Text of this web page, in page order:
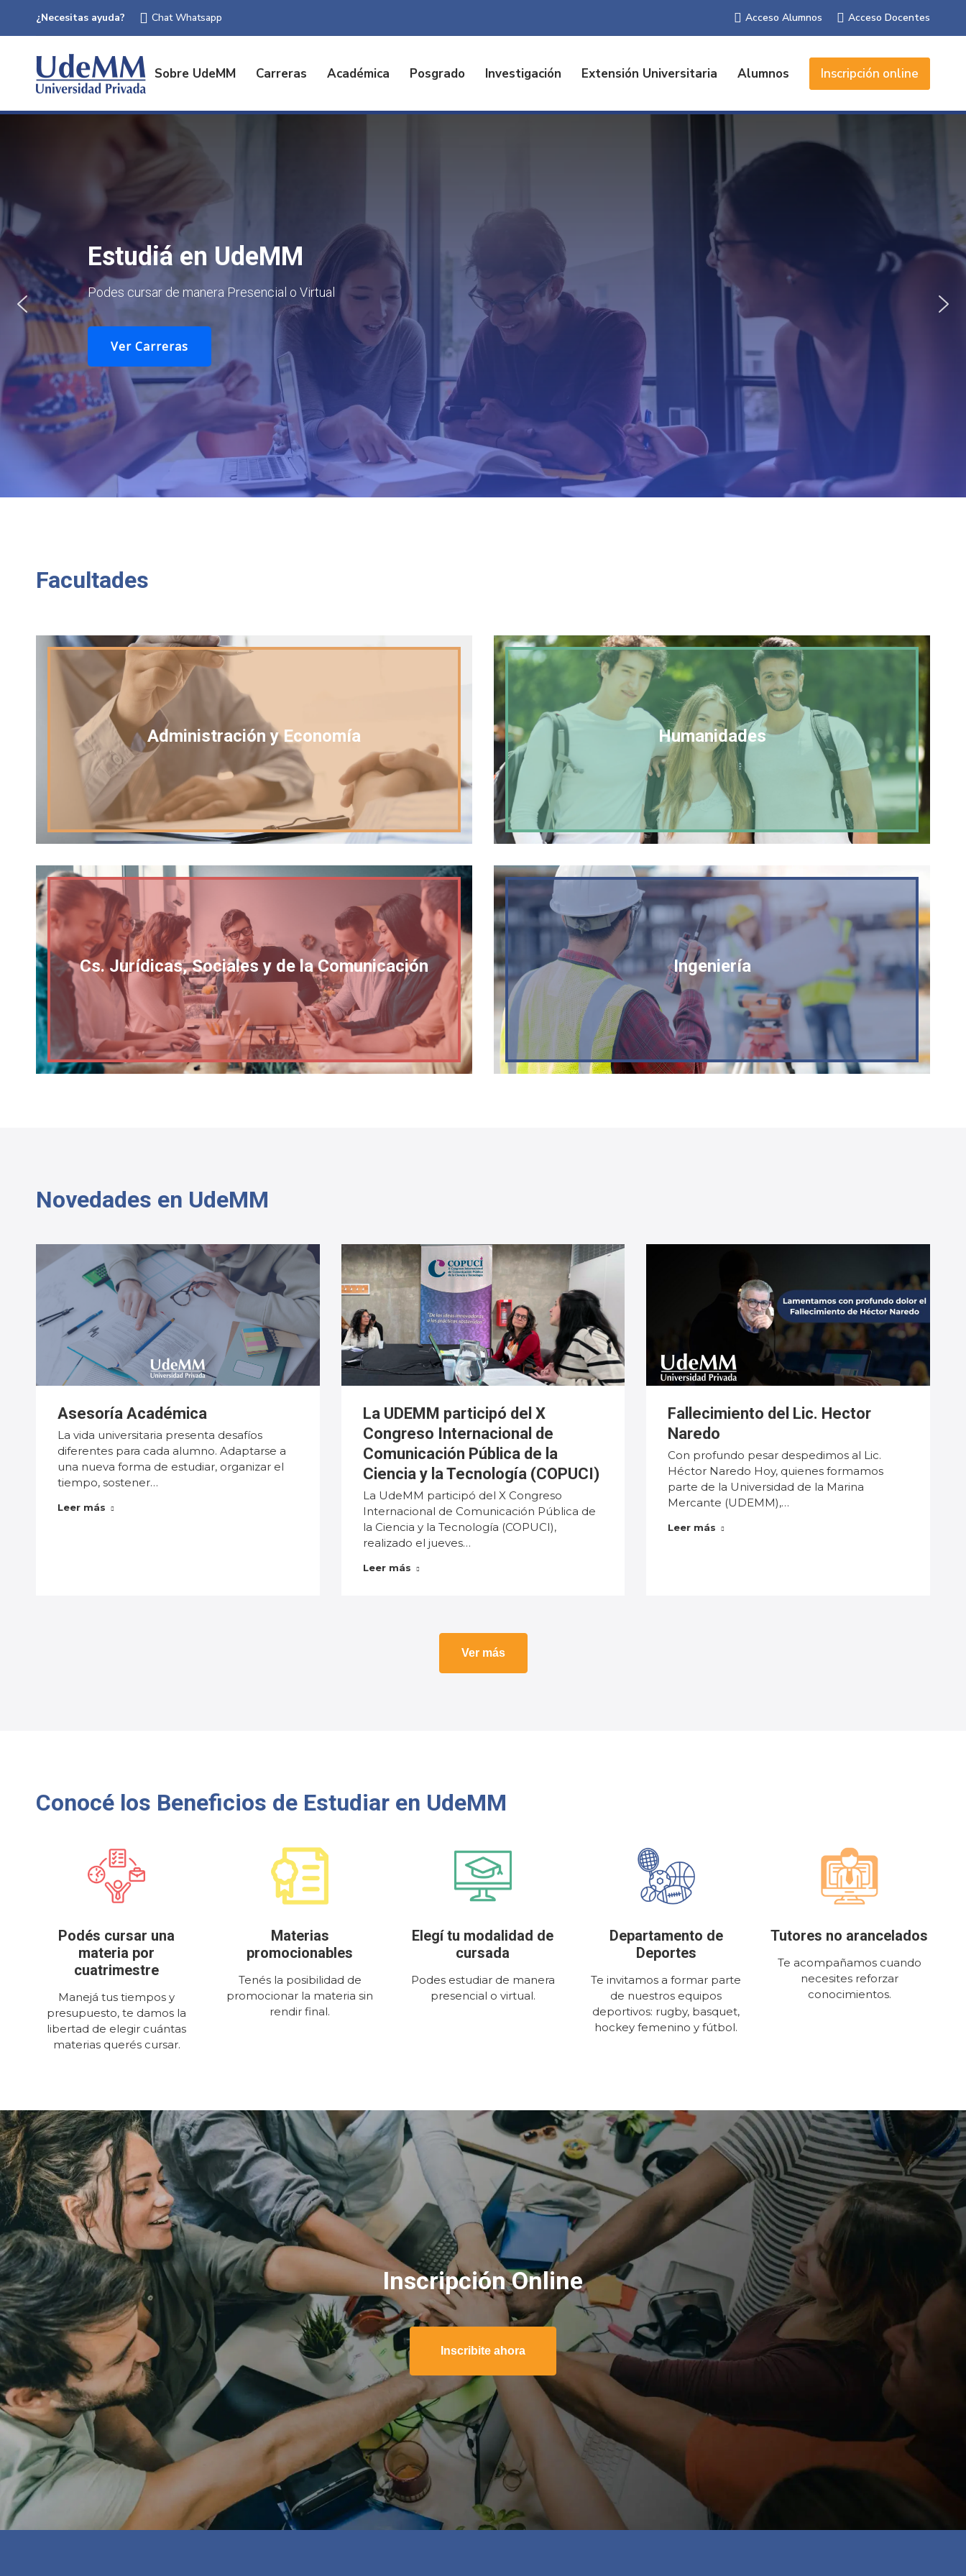
¿Necesitas ayuda? Chat Whatsapp Acceso Alumnos Acceso Docentes
Sobre UdeMM Carreras Académica Posgrado Investigación Extensión Universitaria Alumnos Inscripción online
Estudiá en UdeMM
Podes cursar de manera Presencial o Virtual
Ver Carreras
Inscribite de forma Online
Matrícula 100% Bonificada y 30% de Descuento
en la Inscripción
¡Inscribirme ahora!
Facultades
Administración y Economía Humanidades
Cs. Jurídicas, Sociales y de la Comunicación Ingeniería
Novedades en UdeMM
Asesoría Académica
La vida universitaria presenta desafíos
diferentes para cada alumno. Adaptarse a
una nueva forma de estudiar, organizar el
tiempo, sostener…
Leer más
La UDEMM participó del X
Congreso Internacional de
Comunicación Pública de la
Ciencia y la Tecnología (COPUCI)
La UdeMM participó del X Congreso
Internacional de Comunicación Pública de
la Ciencia y la Tecnología (COPUCI),
realizado el jueves…
Leer más
Fallecimiento del Lic. Hector
Naredo
Con profundo pesar despedimos al Lic.
Héctor Naredo Hoy, quienes formamos
parte de la Universidad de la Marina
Mercante (UDEMM),…
Leer más
Ver más
Conocé los Beneficios de Estudiar en UdeMM
Podés cursar una
materia por
cuatrimestre
Manejá tus tiempos y
presupuesto, te damos la
libertad de elegir cuántas
materias querés cursar.
Materias
promocionables
Tenés la posibilidad de
promocionar la materia sin
rendir final.
Elegí tu modalidad de
cursada
Podes estudiar de manera
presencial o virtual.
Departamento de
Deportes
Te invitamos a formar parte
de nuestros equipos
deportivos: rugby, basquet,
hockey femenino y fútbol.
Tutores no arancelados
Te acompañamos cuando
necesites reforzar
conocimientos.
Inscripción Online
Inscribite ahora